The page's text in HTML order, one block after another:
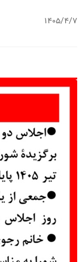
۱۴۰۵/۴/۷